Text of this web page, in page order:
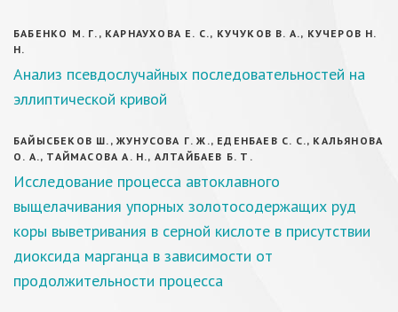
БАБЕНКО М. Г., КАРНАУХОВА Е. С., КУЧУКОВ В. А., КУЧЕРОВ Н.
Н.
Анализ псевдослучайных последовательностей на
эллиптической кривой
БАЙЫСБЕКОВ Ш., ЖУНУСОВА Г. Ж., ЕДЕНБАЕВ С. С., КАЛЬЯНОВА
О. А., ТАЙМАСОВА А. Н., АЛТАЙБАЕВ Б. Т.
Исследование процесса автоклавного
выщелачивания упорных золотосодержащих руд
коры выветривания в серной кислоте в присутствии
диоксида марганца в зависимости от
продолжительности процесса